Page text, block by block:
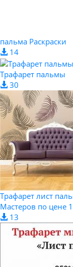
пальма Раскраски
14
Трафарет пальмы
30
Трафарет лист
Мастеров по цене
13